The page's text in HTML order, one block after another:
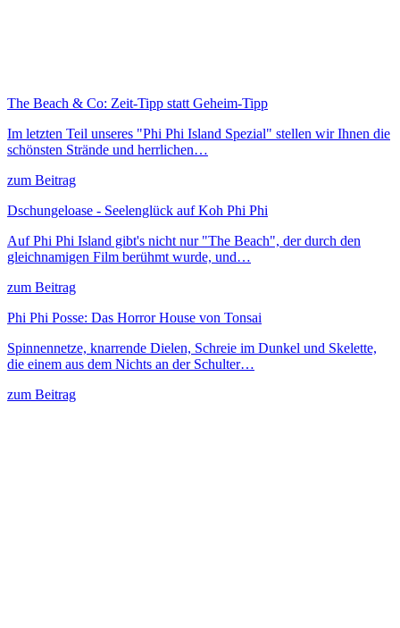
The Beach & Co: Zeit-Tipp statt Geheim-Tipp
Im letzten Teil unseres "Phi Phi Island Spezial" stellen wir Ihnen die
schönsten Strände und herrlichen…
zum Beitrag
Dschungeloase - Seelenglück auf Koh Phi Phi
Auf Phi Phi Island gibt's nicht nur "The Beach", der durch den
gleichnamigen Film berühmt wurde, und…
zum Beitrag
Phi Phi Posse: Das Horror House von Tonsai
Spinnennetze, knarrende Dielen, Schreie im Dunkel und Skelette,
die einem aus dem Nichts an der Schulter…
zum Beitrag